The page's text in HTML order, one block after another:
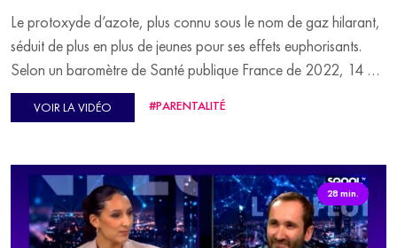
Le protoxyde d’azote, plus connu sous le nom de gaz hilarant,
séduit de plus en plus de jeunes pour ses effets euphorisants.
Selon un baromètre de Santé publique France de 2022, 14 %
des 18-24 ans l’ont déjà expérimentée. Pourtant, cette
substance addictive peut laisser de graves séquelles sur la santé.
directrice de l’unité de rééducation neurologique à l’hôpital
René-Muret de Sevran.
En seconde partie, focus sur la prévention des violences faites
VOIR LA VIDÉO #PARENTALITÉ
28 min.